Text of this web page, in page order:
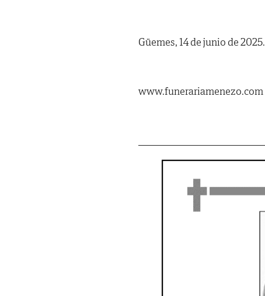
Güemes, 14 de junio de 2025.
www.funerariamenezo.com